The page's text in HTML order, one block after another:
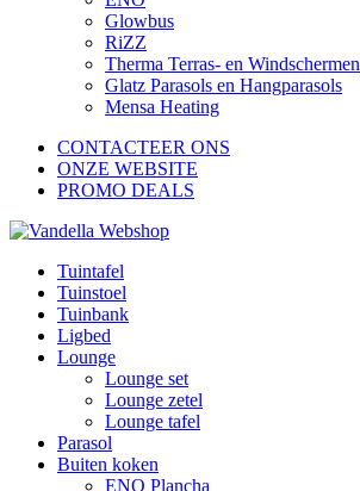
Glowbus
RiZZ
Therma Terras- en Windschermen
Glatz Parasols en Hangparasols
Mensa Heating
CONTACTEER ONS
ONZE WEBSITE
PROMO DEALS
Tuintafel
Tuinstoel
Tuinbank
Ligbed
Lounge
Lounge set
Lounge zetel
Lounge tafel
Parasol
Buiten koken
ENO Plancha